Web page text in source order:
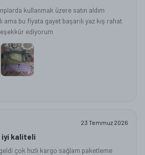
kullanmak üzere satın aldım
ama bu fiyata gayet başarılı yaz kış rahat
ediyorum
23 Temmuz 2026
iyi kaliteli
çok hızlı kargo sağlam paketleme